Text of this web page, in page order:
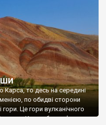
Карса, то десь на середині
по обидві сторони
Це гори вулканічного
села Копрюбаши. Фото